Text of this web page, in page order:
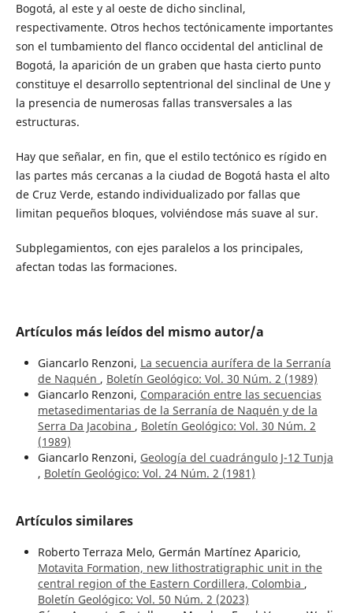
Bogotá, al este y al oeste de dicho sinclinal,
respectivamente. Otros hechos tectónicamente importantes
son el tumbamiento del flanco occidental del anticlinal de
Bogotá, la aparición de un graben que hasta cierto punto
constituye el desarrollo septentrional del sinclinal de Une y
la presencia de numerosas fallas transversales a las
estructuras.
Hay que señalar, en fin, que el estilo tectónico es rígido en
las partes más cercanas a la ciudad de Bogotá hasta el alto
de Cruz Verde, estando individualizado por fallas que
limitan pequeños bloques, volviéndose más suave al sur.
Subplegamientos, con ejes paralelos a los principales,
afectan todas las formaciones.
Artículos más leídos del mismo autor/a
Giancarlo Renzoni, La secuencia aurífera de la Serranía
de Naquén , Boletín Geológico: Vol. 30 Núm. 2 (1989)
Giancarlo Renzoni, Comparación entre las secuencias
metasedimentarias de la Serranía de Naquén y de la
Serra Da Jacobina , Boletín Geológico: Vol. 30 Núm. 2
(1989)
Giancarlo Renzoni, Geología del cuadrángulo J-12 Tunja
, Boletín Geológico: Vol. 24 Núm. 2 (1981)
Artículos similares
Roberto Terraza Melo, Germán Martínez Aparicio,
Motavita Formation, new lithostratigraphic unit in the
central region of the Eastern Cordillera, Colombia ,
Boletín Geológico: Vol. 50 Núm. 2 (2023)